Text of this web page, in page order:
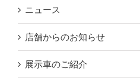
ニュース
店舗からのお知らせ
展示車のご紹介